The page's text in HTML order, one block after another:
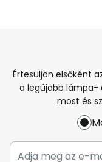
Értesüljön elsőként
a legújabb lámpa-
most és